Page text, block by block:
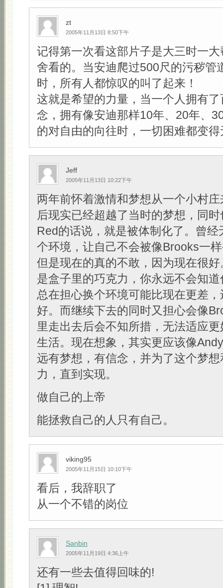
zt
2005年11月13日 8:50下午
记得第一次看这部片子是大三时一
舍看的。当安迪爬过500尺的污秽管
时，所有人都惊叹的叫了起来！
这就是希望的力量，当一个人拥有
念，拥有像安迪那样10年、20年、
的对自由的向往时，一切困难都变
Jeff
2005年11月13日 10:22下午
两年前怀着激情和梦想从一个小村
后现实已经超越了当时的梦想，同
Red的话说，就是被体制化了。曾经
个环境，让自己不会被像Brooks一
但是现在的真的不敢，因为现在很
是盒子里的巧克力，你永远不会知
总在担心换个环境可能比现在更差
好。而继续下去的同时又担心会像
里走出去后会不知所措，无法适应
生活。现在想象，其实更应该像
远有梦想，有信念，并为了这个梦
力，直到实现。
做自己的上帝
能拯救自己的人只有自己。
viking95
2005年11月15日 10:10下午
看后，我辞职了
从一个不错的岗位
Sanbin
2005年11月19日 4:36上午
还有一些去值得回味的!